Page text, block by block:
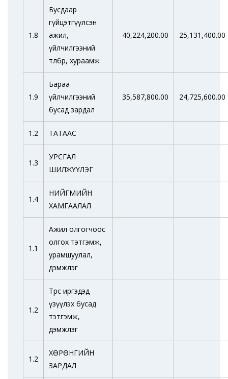
1.8
Бусдаар
гүйцэтгүүлсэн
ажил,
үйлчилгээний
төлбөр, хураамж
40,224,200.00 25,131,400.00
1.9
Бараа
үйлчилгээний
бусад зардал
35,587,800.00 24,725,600.00
1.2 ТАТААС
1.3
УРСГАЛ
ШИЛЖҮҮЛЭГ
1.4
НИЙГМИЙН
ХАМГААЛАЛ
1.1
Ажил олгогчоос
олгох тэтгэмж,
урамшуулал,
дэмжлэг
1.2
Төрөөс иргэдэд
үзүүлэх бусад
тэтгэмж,
дэмжлэг
1.2
ХӨРӨНГИЙН
ЗАРДАЛ